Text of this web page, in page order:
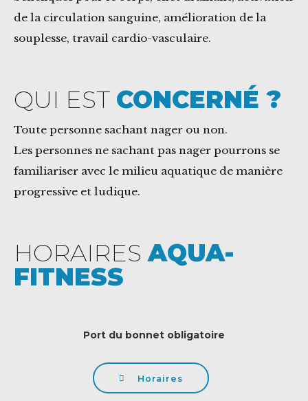
de la circulation sanguine, amélioration de la
souplesse, travail cardio-vasculaire.
QUI EST CONCERNÉ ?
Toute personne sachant nager ou non.
Les personnes ne sachant pas nager pourrons se
familiariser avec le milieu aquatique de manière
progressive et ludique.
HORAIRESAQUA-
FITNESS
Port du bonnet obligatoire
Horaires